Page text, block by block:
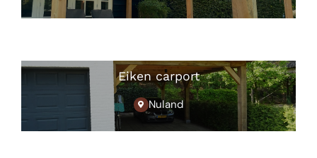
Eiken carport
Nuland